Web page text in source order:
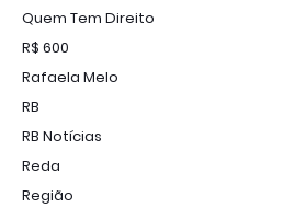
Quem Tem Direito
R$ 600
Rafaela Melo
RB
RB Notícias
Reda
Região